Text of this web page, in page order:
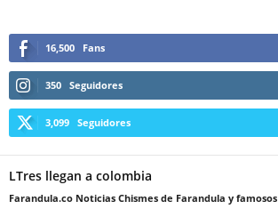
16,500 Fans
350 Seguidores
3,099 Seguidores
LTres llegan a colombia
Farandula.co Noticias Chismes de Farandula y famosos